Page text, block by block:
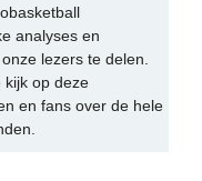
analyses en
lezers te delen.
kijk op deze
en fans over de hele